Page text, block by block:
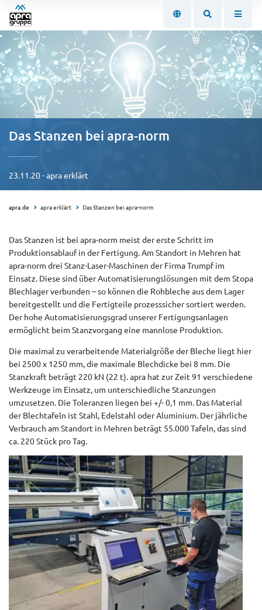
Das Stanzen bei apra-norm
23.11.20 - apra erklärt
apra.de apra erklärt Das Stanzen bei apra-norm
Das Stanzen ist bei apra-norm meist der erste Schritt im
Produktionsablauf in der Fertigung. Am Standort in Mehren hat
apra-norm drei Stanz-Laser-Maschinen der Firma Trumpf im
Einsatz. Diese sind über Automatisierungslösungen mit dem Stopa
Blechlager verbunden – so können die Rohbleche aus dem Lager
bereitgestellt und die Fertigteile prozesssicher sortiert werden.
Der hohe Automatisierungsgrad unserer Fertigungsanlagen
ermöglicht beim Stanzvorgang eine mannlose Produktion.
Die maximal zu verarbeitende Materialgröße der Bleche liegt hier
bei 2500 x 1250 mm, die maximale Blechdicke bei 8 mm. Die
Stanzkraft beträgt 220 kN (22 t). apra hat zur Zeit 91 verschiedene
Werkzeuge im Einsatz, um unterschiedliche Stanzungen
umzusetzen. Die Toleranzen liegen bei +/- 0,1 mm. Das Material
der Blechtafeln ist Stahl, Edelstahl oder Aluminium. Der jährliche
Verbrauch am Standort in Mehren beträgt 55.000 Tafeln, das sind
ca. 220 Stück pro Tag.